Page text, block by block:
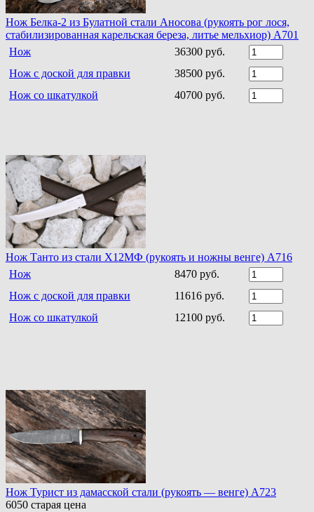
Нож Белка-2 из Булатной стали Аносова (рукоять рог лося,
стабилизированная карельская береза, литье мельхиор) A701
Нож
36300 руб.
Нож с доской для правки
38500 руб.
Нож со шкатулкой
40700 руб.
Нож Танто из стали Х12МФ (рукоять и ножны венге) A716
Нож
8470 руб.
Нож с доской для правки
11616 руб.
Нож со шкатулкой
12100 руб.
Нож Турист из дамасской стали (рукоять — венге) A723
6050 старая цена